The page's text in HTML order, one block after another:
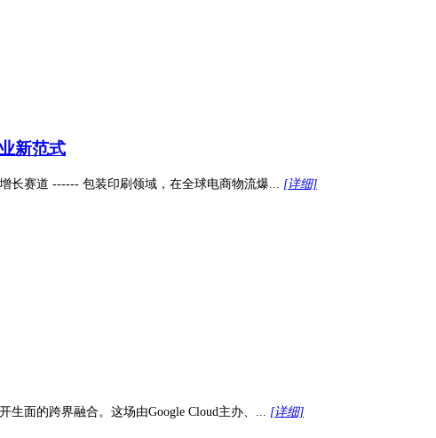
新范式
长赛道 ------ 包装印刷领域，在全球电商物流爆... [详细]
生面的跨界融合。这场由Google Cloud主办、... [详细]